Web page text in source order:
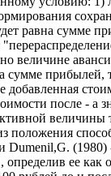
равна сумме
величине
сумме прибылей,
добавленная
после - а
величины
положения
Dumenil,G. (1980)
определив ее